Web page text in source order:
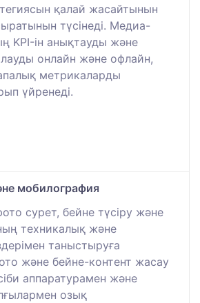
қалай жасайтынын
түсінеді. Медиа-
KPI-ін анықтауды және
онлайн және офлайн,
метрикаларды
үйренеді.
мобилография
сурет, бейне түсіру және
техникалық және
таныстыруға
және бейне-контент жасау
аппаратурамен және
озық